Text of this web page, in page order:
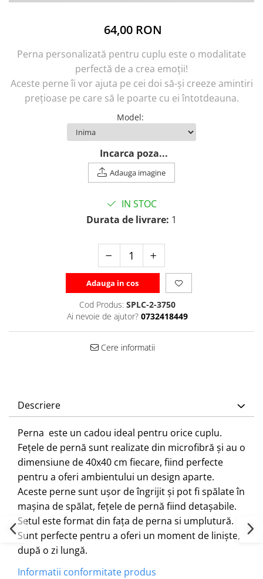
64,00 RON
Perna personalizată pentru cuplu este o modalitate
perfectă de a crea emoții!
Aceste perne îi vor ajuta pe cei doi să-și creeze amintiri
prețioase pe care să le poarte cu ei întotdeauna.
Model:
Incarca poza...
Adauga imagine
IN STOC
Durata de livrare: 1
Adauga in cos
Cod Produs: SPLC-2-3750
Ai nevoie de ajutor? 0732418449
Cere informatii
Descriere
Perna este un cadou ideal pentru orice cuplu.
Fețele de pernă sunt realizate din microfibră și au o
dimensiune de 40x40 cm fiecare, fiind perfecte
pentru a oferi ambientului un design aparte.
Aceste perne sunt ușor de îngrijit și pot fi spălate în
mașina de spălat, fețele de pernă fiind detașabile.
Setul este format din fața de perna si umplutură.
Sunt perfecte pentru a oferi un moment de liniște,
după o zi lungă.
Informatii conformitate produs